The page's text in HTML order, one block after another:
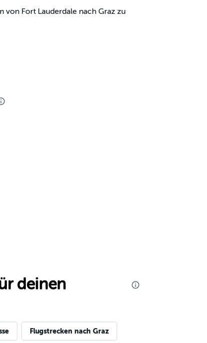
von Fort Lauderdale nach Graz zu
deinen
Flugstrecken nach Graz